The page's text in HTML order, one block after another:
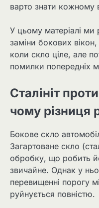
варто знати кожному
У цьому матеріалі ми
заміни бокових
коли скло ціле, але
помилки попередніх
Сталініт
чому різниця
Бокове скло
Загартоване скло
обробку, що робить
звичайне. Однак у
перевищенні порогу
руйнується повністю.